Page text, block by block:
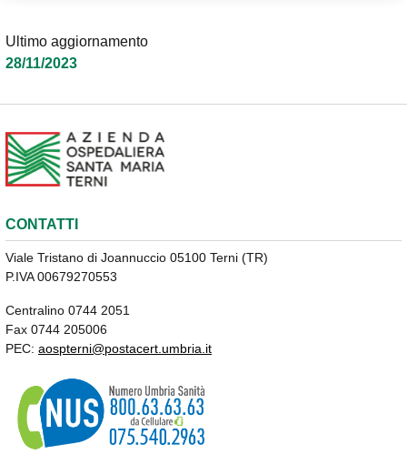
Ultimo aggiornamento
28/11/2023
CONTATTI
Viale Tristano di Joannuccio 05100 Terni (TR)
P.IVA 00679270553
Centralino 0744 2051
Fax 0744 205006
PEC: aospterni@postacert.umbria.it